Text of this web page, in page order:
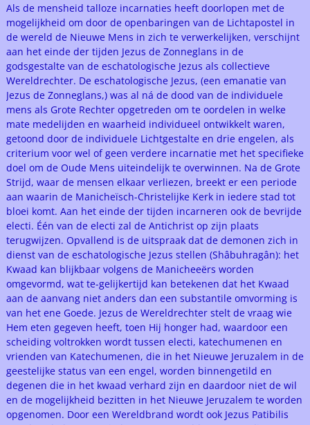
Als de mensheid talloze incarnaties heeft doorlopen met de
mogelijkheid om door de openbaringen van de Lichtapostel in
de wereld de Nieuwe Mens in zich te verwerkelijken, verschijnt
aan het einde der tijden Jezus de Zonneglans in de
godsgestalte van de eschatologische Jezus als collectieve
Wereldrechter. De eschatologische Jezus, (een emanatie van
Jezus de Zonneglans,) was al ná de dood van de individuele
mens als Grote Rechter opgetreden om te oordelen in welke
mate medelijden en waarheid individueel ontwikkelt waren,
getoond door de individuele Lichtgestalte en drie engelen, als
criterium voor wel of geen verdere incarnatie met het specifieke
doel om de Oude Mens uiteindelijk te overwinnen. Na de Grote
Strijd, waar de mensen elkaar verliezen, breekt er een periode
aan waarin de Manicheïsch-Christelijke Kerk in iedere stad tot
bloei komt. Aan het einde der tijden incarneren ook de bevrijde
electi. Één van de electi zal de Antichrist op zijn plaats
terugwijzen. Opvallend is de uitspraak dat de demonen zich in
dienst van de eschatologische Jezus stellen (Shâbuhragân): het
Kwaad kan blijkbaar volgens de Manicheeërs worden
omgevormd, wat te-gelijkertijd kan betekenen dat het Kwaad
aan de aanvang niet anders dan een substantile omvorming is
van het ene Goede. Jezus de Wereldrechter stelt de vraag wie
Hem eten gegeven heeft, toen Hij honger had, waardoor een
scheiding voltrokken wordt tussen electi, katechumenen en
vrienden van Katechumenen, die in het Nieuwe Jeruzalem in de
geestelijke status van een engel, worden binnengetild en
degenen die in het kwaad verhard zijn en daardoor niet de wil
en de mogelijkheid bezitten in het Nieuwe Jeruzalem te worden
opgenomen. Door een Wereldbrand wordt ook Jezus Patibilis